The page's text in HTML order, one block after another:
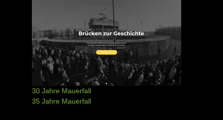
30 Jahre Mauerfall
35 Jahre Mauerfall